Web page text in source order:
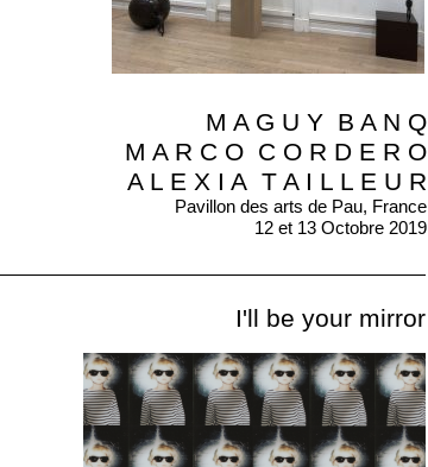
M A G U Y B A N Q
M A R C O C O R D E R O
A L E X I A T A I L L E U R
Pavillon des arts de Pau, France
12 et 13 Octobre 2019
I'll be your mirror